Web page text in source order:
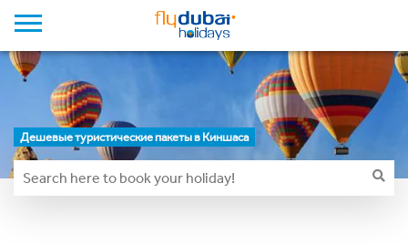
Дешевые туристические пакеты в Киншаса